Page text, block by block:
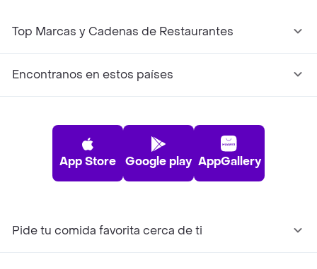
Top Marcas y Cadenas de Restaurantes
Encontranos en estos países
App Store Google play AppGallery
Pide tu comida favorita cerca de ti